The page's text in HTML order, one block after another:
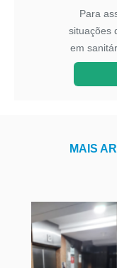
Para
situações
em
MAIS